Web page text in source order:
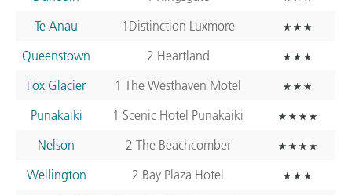
Te Anau
1Distinction Luxmore
Queenstown
2 Heartland
Fox Glacier
1 The Westhaven Motel
Punakaiki
1 Scenic Hotel Punakaiki
Nelson
2 The Beachcomber
Wellington
2 Bay Plaza Hotel